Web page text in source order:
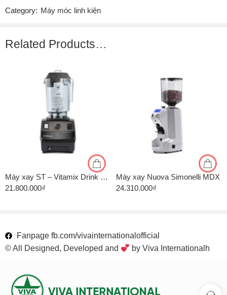
ma sát hơn, từ đó đảm bảo hương vị tối đa của cà phê sau khi
Category: Máy móc linh kiện
Related Products…
Máy xay ST – Vitamix Drink Machine Advance VM0127
21.800.000₫
Máy xay Nuova Simonelli MDX
24.310.000₫
Fanpage fb.com/vivainternationalofficial
© All Designed, Developed and
by Viva Internationalh